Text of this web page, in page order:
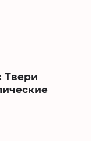
Твери